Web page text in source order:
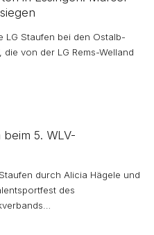
LG Staufen bei den Ostalb-
von der LG Rems-Welland
5. WLV-
durch Alicia Hägele und
des